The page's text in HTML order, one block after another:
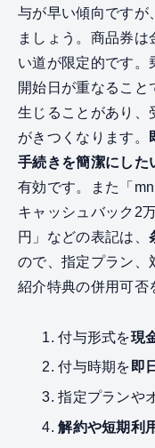
与が早い傾向ですが
ましょう。商品券
い道が限定的です。
開始日が重なること
生じることがあり、
がきつくなります。
手続きを簡潔にした
有効です。また「
キャッシュバック2
円」などの表記は、
ので、指定プラン、
紹介特典の併用可否
付与形式を現
付与時期を 即
指定プランや
解約や短期利